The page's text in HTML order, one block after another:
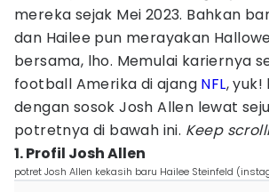
mereka sejak Mei 2023. Bahkan
dan Hailee pun merayakan
bersama, lho. Memulai kariernya
football Amerika di ajang NFL, yuk!
dengan sosok Josh Allen lewat
potretnya di bawah ini. Keep
1. Profil Josh Allen
potret Josh Allen kekasih baru Hailee Steinfeld